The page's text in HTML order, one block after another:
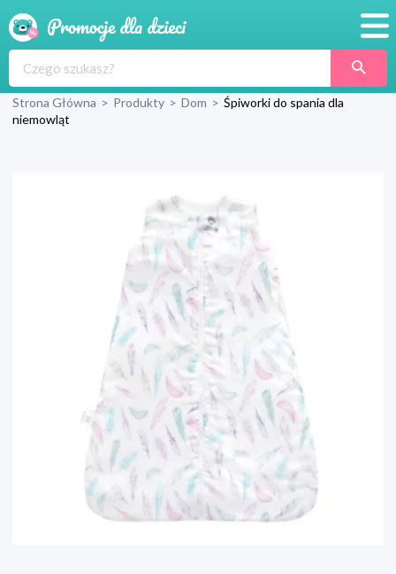
Produkty
Wyprawka
Strona Główna > Produkty > Dom > Śpiworki do spania dla
niemowląt